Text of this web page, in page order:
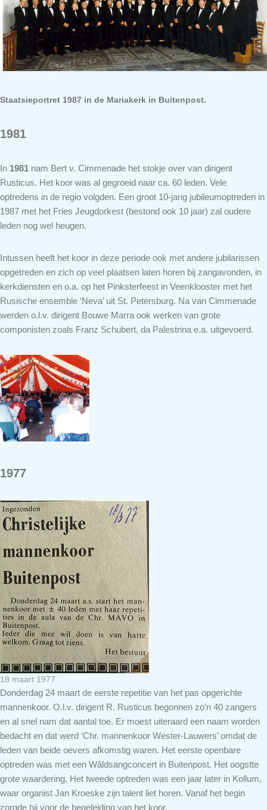
Staatsieportret 1987 in de Mariakerk in Buitenpost.
1981
In 1981 nam Bert v. Cimmenade het stokje over van dirigent
Rusticus. Het koor was al gegroeid naar ca. 60 leden. Vele
optredens in de regio volgden. Een groot 10-jarig jubileumoptreden in
1987 met het Fries Jeugdorkest (bestond ook 10 jaar) zal oudere
leden nog wel heugen.
Intussen heeft het koor in deze periode ook met andere jubilarissen
opgetreden en zich op veel plaatsen laten horen bij zangavonden, in
kerkdiensten en o.a. op het Pinksterfeest in Veenklooster met het
Rusische ensemble ‘Neva’ uit St. Petersburg. Na van Cimmenade
werden o.l.v. dirigent Bouwe Marra ook werken van grote
componisten zoals Franz Schubert, da Palestrina e.a. uitgevoerd.
1977
18 maart 1977
Donderdag 24 maart de eerste repetitie van het pas opgerichte
mannenkoor. O.l.v. dirigent R. Rusticus begonnen zo’n 40 zangers
en al snel nam dat aantal toe. Er moest uiteraard een naam worden
bedacht en dat werd ‘Chr. mannenkoor Wester-Lauwers’ omdat de
leden van beide oevers afkomstig waren. Het eerste openbare
optreden was met een Wâldsangconcert in Buitenpost. Het oogstte
grote waardering. Het tweede optreden was een jaar later in Kollum,
waar organist Jan Kroeske zijn talent liet horen. Vanaf het begin
zorgde hij voor de begeleiding van het koor.